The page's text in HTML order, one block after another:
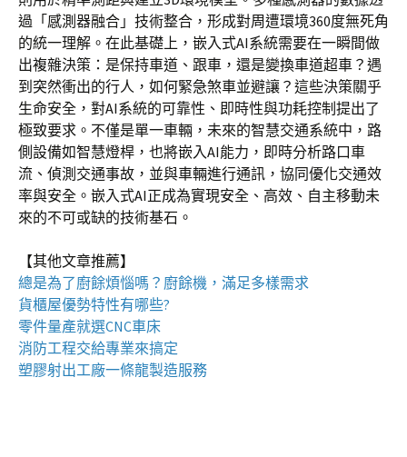
過「感測器融合」技術整合，形成對周遭環境360度無死角
的統一理解。在此基礎上，嵌入式AI系統需要在一瞬間做
出複雜決策：是保持車道、跟車，還是變換車道超車？遇
到突然衝出的行人，如何緊急煞車並避讓？這些決策關乎
生命安全，對AI系統的可靠性、即時性與功耗控制提出了
極致要求。不僅是單一車輛，未來的智慧交通系統中，路
側設備如智慧燈桿，也將嵌入AI能力，即時分析路口車
流、偵測交通事故，並與車輛進行通訊，協同優化交通效
率與安全。嵌入式AI正成為實現安全、高效、自主移動未
來的不可或缺的技術基石。
【其他文章推薦】
總是為了廚餘煩惱嗎？ 廚餘機 ，滿足多樣需求
貨櫃屋優勢特性有哪些?
零件量產就選CNC車床
消防工程交給專業來搞定
塑膠射出工廠一條龍製造服務